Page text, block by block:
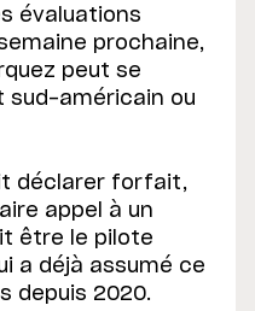
évaluations
prochaine,
peut se
sud-américain ou
déclarer forfait,
appel à un
être le pilote
a déjà assumé ce
depuis 2020.